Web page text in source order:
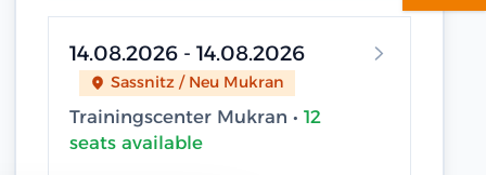
14.08.2026 - 14.08.2026
Sassnitz / Neu Mukran
Trainingscenter Mukran • 12
seats available